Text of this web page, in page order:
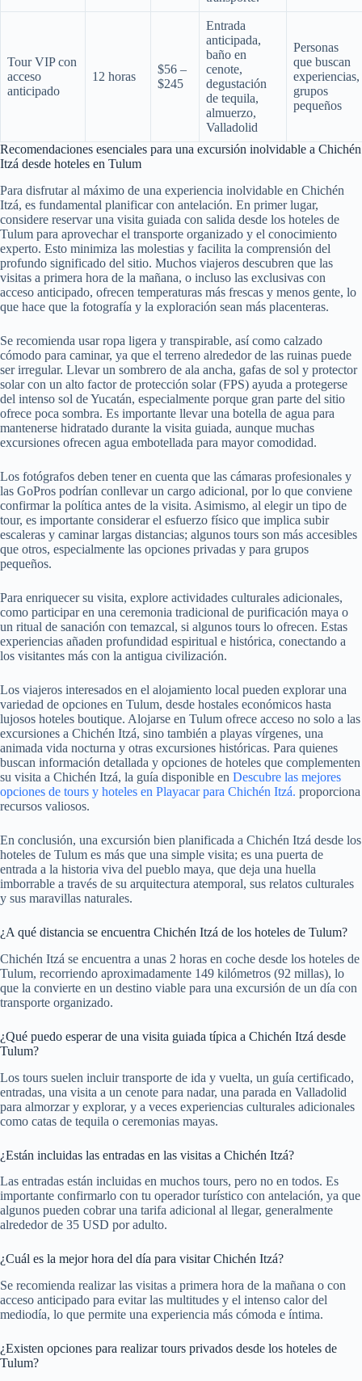
Tour VIP con
acceso
anticipado
12 horas
$56 –
$245
Entrada
anticipada,
baño en
cenote,
degustación
de tequila,
almuerzo,
Valladolid
Personas
que buscan
experiencias,
grupos
pequeños
Recomendaciones esenciales para una excursión inolvidable a Chichén
Itzá desde hoteles en Tulum
Para disfrutar al máximo de una experiencia inolvidable en Chichén
Itzá, es fundamental planificar con antelación. En primer lugar,
considere reservar una visita guiada con salida desde los hoteles de
Tulum para aprovechar el transporte organizado y el conocimiento
experto. Esto minimiza las molestias y facilita la comprensión del
profundo significado del sitio. Muchos viajeros descubren que las
visitas a primera hora de la mañana, o incluso las exclusivas con
acceso anticipado, ofrecen temperaturas más frescas y menos gente, lo
que hace que la fotografía y la exploración sean más placenteras.
Se recomienda usar ropa ligera y transpirable, así como calzado
cómodo para caminar, ya que el terreno alrededor de las ruinas puede
ser irregular. Llevar un sombrero de ala ancha, gafas de sol y protector
solar con un alto factor de protección solar (FPS) ayuda a protegerse
del intenso sol de Yucatán, especialmente porque gran parte del sitio
ofrece poca sombra. Es importante llevar una botella de agua para
mantenerse hidratado durante la visita guiada, aunque muchas
excursiones ofrecen agua embotellada para mayor comodidad.
Los fotógrafos deben tener en cuenta que las cámaras profesionales y
las GoPros podrían conllevar un cargo adicional, por lo que conviene
confirmar la política antes de la visita. Asimismo, al elegir un tipo de
tour, es importante considerar el esfuerzo físico que implica subir
escaleras y caminar largas distancias; algunos tours son más accesibles
que otros, especialmente las opciones privadas y para grupos
pequeños.
Para enriquecer su visita, explore actividades culturales adicionales,
como participar en una ceremonia tradicional de purificación maya o
un ritual de sanación con temazcal, si algunos tours lo ofrecen. Estas
experiencias añaden profundidad espiritual e histórica, conectando a
los visitantes más con la antigua civilización.
Los viajeros interesados ​​en el alojamiento local pueden explorar una
variedad de opciones en Tulum, desde hostales económicos hasta
lujosos hoteles boutique. Alojarse en Tulum ofrece acceso no solo a las
excursiones a Chichén Itzá, sino también a playas vírgenes, una
animada vida nocturna y otras excursiones históricas. Para quienes
buscan información detallada y opciones de hoteles que complementen
su visita a Chichén Itzá, la guía disponible en Descubre las mejores
opciones de tours y hoteles en Playacar para Chichén Itzá. proporciona
recursos valiosos.
En conclusión, una excursión bien planificada a Chichén Itzá desde los
hoteles de Tulum es más que una simple visita; es una puerta de
entrada a la historia viva del pueblo maya, que deja una huella
imborrable a través de su arquitectura atemporal, sus relatos culturales
y sus maravillas naturales.
¿A qué distancia se encuentra Chichén Itzá de los hoteles de Tulum?
Chichén Itzá se encuentra a unas 2 horas en coche desde los hoteles de
Tulum, recorriendo aproximadamente 149 kilómetros (92 millas), lo
que la convierte en un destino viable para una excursión de un día con
transporte organizado.
¿Qué puedo esperar de una visita guiada típica a Chichén Itzá desde
Tulum?
Los tours suelen incluir transporte de ida y vuelta, un guía certificado,
entradas, una visita a un cenote para nadar, una parada en Valladolid
para almorzar y explorar, y a veces experiencias culturales adicionales
como catas de tequila o ceremonias mayas.
¿Están incluidas las entradas en las visitas a Chichén Itzá?
Las entradas están incluidas en muchos tours, pero no en todos. Es
importante confirmarlo con tu operador turístico con antelación, ya que
algunos pueden cobrar una tarifa adicional al llegar, generalmente
alrededor de 35 USD por adulto.
¿Cuál es la mejor hora del día para visitar Chichén Itzá?
Se recomienda realizar las visitas a primera hora de la mañana o con
acceso anticipado para evitar las multitudes y el intenso calor del
mediodía, lo que permite una experiencia más cómoda e íntima.
¿Existen opciones para realizar tours privados desde los hoteles de
Tulum?